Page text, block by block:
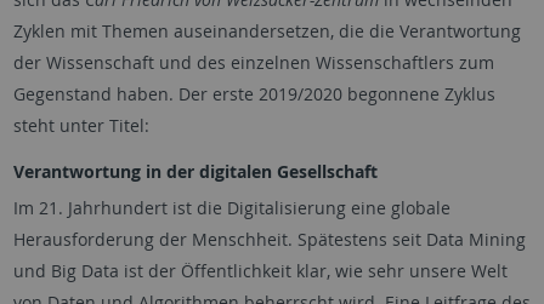
Zyklen mit Themen auseinandersetzen, die die Verantwortung
der Wissenschaft und des einzelnen Wissenschaftlers zum
Gegenstand haben. Der erste 2019/2020 begonnene Zyklus
steht unter Titel:
Verantwortung in der digitalen Gesellschaft
Im 21. Jahrhundert ist die Digitalisierung eine globale
Herausforderung der Menschheit. Spätestens seit Data Mining
und Big Data ist der Öffentlichkeit klar, wie sehr unsere Welt